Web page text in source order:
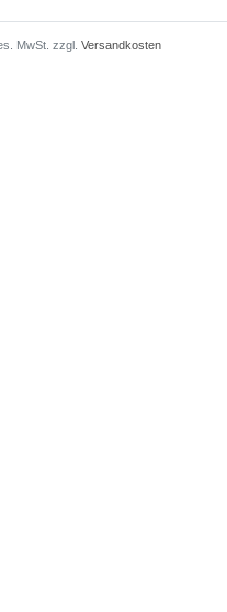
MwSt. zzgl. Versandkosten